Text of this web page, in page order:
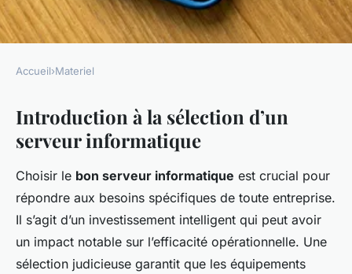
Comment Choisir le Serveur
Informatique Parfait pour
Répondre à Vos Besoins
Spécifiques ?
Benjamin 22 avril 2025 9 min de lecture
Accueil›Materiel
Introduction à la sélection d’un
serveur informatique
Choisir le bon serveur informatique est crucial pour
répondre aux besoins spécifiques de toute entreprise.
Il s’agit d’un investissement intelligent qui peut avoir
un impact notable sur l’efficacité opérationnelle. Une
sélection judicieuse garantit que les équipements